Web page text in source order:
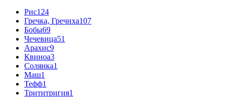
Рис124
Гречка, Гречиха107
Бобы69
Чечевица51
Арахис9
Квиноа3
Солянка1
Маш1
Тефф1
Трититригия1